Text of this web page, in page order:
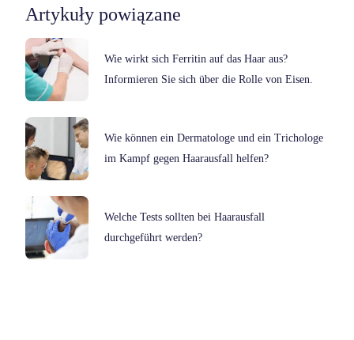
Artykuły powiązane
Wie wirkt sich Ferritin auf das Haar aus?
Informieren Sie sich über die Rolle von Eisen.
Wie können ein Dermatologe und ein Trichologe
im Kampf gegen Haarausfall helfen?
Welche Tests sollten bei Haarausfall
durchgeführt werden?